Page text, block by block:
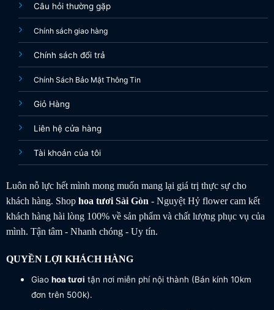
Bó hoa Baby màu tím – biểu tượng của 1 tình yêu thủy
chung, bền chặc viên mãn. Món quà ý nghĩa trong các
ngày kỷ niệm ngày cưới
phẩm liên quan tới nhu cầu này và không ngừng
cho ra những sản phẩm bó hoa baby đẹp nhất, mới
lạ và độc đáo nhất
Những kiểu phối hoa và giấy gói đa dạng theo từng
nhu cầu khác nhau của khách hàng, giúp mọi người
dễ dàng tìm thấy cho mình một bó hoa bibi ưng ý
nhất ngay trên website
Câu hỏi thường gặp
Chính sách giao hàng
Chính sách đổi trả
Chính Sách Bảo Mật Thông Tin
Giỏ Hàng
Liên hệ cửa hàng
Tài khoản của tôi
Luôn nỗ lực hết mình mong muốn mang lại giá trị thực sự cho
khách hàng. Shop hoa tươiSài Gòn - Nguyệt Hỷ flower cam kết
khách hàng hài lòng 100% về sản phẩm và chất lượng phục vụ của
mình. Tận tâm - Nhanh chóng - Uy tín.
QUYỀN LỢI KHÁCH HÀNG
Giao hoa tươi tận nơi miễn phí nội thành (Bán kính 10km
đơn trên 500k).